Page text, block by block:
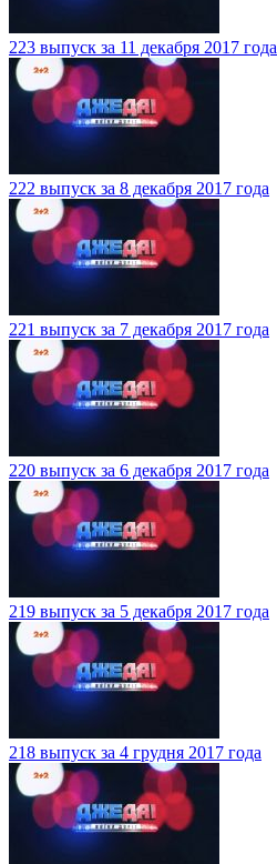
223 выпуск за 11 декабря 2017 года
222 выпуск за 8 декабря 2017 года
221 выпуск за 7 декабря 2017 года
220 выпуск за 6 декабря 2017 года
219 выпуск за 5 декабря 2017 года
218 выпуск за 4 грудня 2017 года